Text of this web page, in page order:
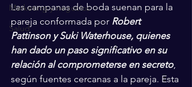
Marketing y negocios
Salud
Las campanas de boda suenan para la
pareja conformada por Robert
Pattinson y Suki Waterhouse, quienes
han dado un paso significativo en su
relación al comprometerse en secreto,
según fuentes cercanas a la pareja. Esta